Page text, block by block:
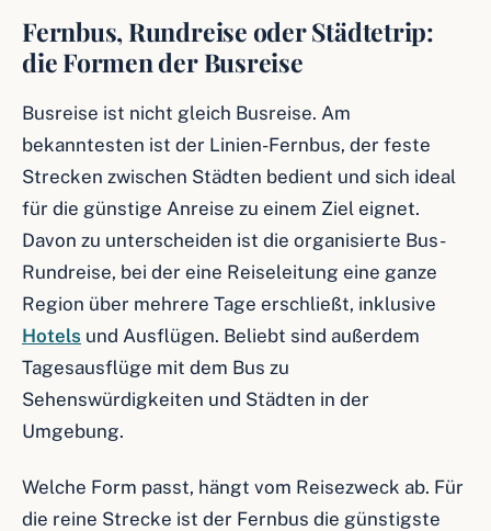
Fernbus, Rundreise oder Städtetrip:
die Formen der Busreise
Busreise ist nicht gleich Busreise. Am
bekanntesten ist der Linien-Fernbus, der feste
Strecken zwischen Städten bedient und sich ideal
für die günstige Anreise zu einem Ziel eignet.
Davon zu unterscheiden ist die organisierte Bus-
Rundreise, bei der eine Reiseleitung eine ganze
Region über mehrere Tage erschließt, inklusive
Hotels und Ausflügen. Beliebt sind außerdem
Tagesausflüge mit dem Bus zu
Sehenswürdigkeiten und Städten in der
Umgebung.
Welche Form passt, hängt vom Reisezweck ab. Für
die reine Strecke ist der Fernbus die günstigste